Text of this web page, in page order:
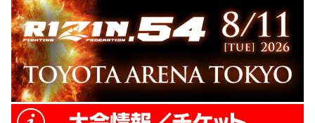
カメラの前に告白する。 試合後、控室で涙
を流した萩原は、自身の負けを認め、仲間
とともに次の目標へ向かって決意を固め
る。 そして萩原に実力の...